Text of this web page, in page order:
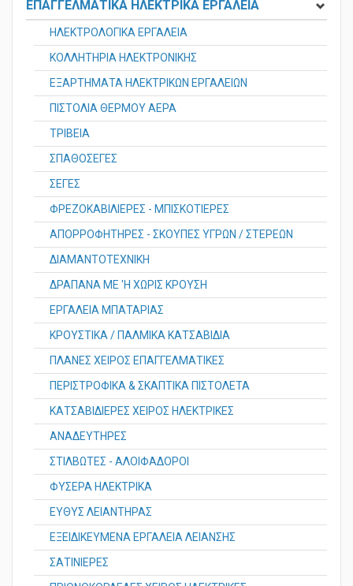
ΕΠΑΓΓΕΛΜΑΤΙΚΑ ΗΛΕΚΤΡΙΚΑ ΕΡΓΑΛΕΙΑ
ΗΛΕΚΤΡΟΛΟΓΙΚΑ ΕΡΓΑΛΕΙΑ
ΚΟΛΛΗΤΗΡΙΑ ΗΛΕΚΤΡΟΝΙΚΗΣ
ΕΞΑΡΤΗΜΑΤΑ ΗΛΕΚΤΡΙΚΩΝ ΕΡΓΑΛΕΙΩΝ
ΠΙΣΤΟΛΙΑ ΘΕΡΜΟΥ ΑΕΡΑ
ΤΡΙΒΕΙΑ
ΣΠΑΘΟΣΕΓΕΣ
ΣΕΓΕΣ
ΦΡΕΖΟΚΑΒΙΛΙΕΡΕΣ - ΜΠΙΣΚΟΤΙΕΡΕΣ
ΑΠΟΡΡΟΦΗΤΗΡΕΣ - ΣΚΟΥΠΕΣ ΥΓΡΩΝ / ΣΤΕΡΕΩΝ
ΔΙΑΜΑΝΤΟΤΕΧΝΙΚΗ
ΔΡΑΠΑΝΑ ΜΕ 'Η ΧΩΡΙΣ ΚΡΟΥΣΗ
ΕΡΓΑΛΕΙΑ ΜΠΑΤΑΡΙΑΣ
ΚΡΟΥΣΤΙΚΑ / ΠΑΛΜΙΚΑ ΚΑΤΣΑΒΙΔΙΑ
ΠΛΑΝΕΣ ΧΕΙΡΟΣ ΕΠΑΓΓΕΛΜΑΤΙΚΕΣ
ΠΕΡΙΣΤΡΟΦΙΚΑ & ΣΚΑΠΤΙΚΑ ΠΙΣΤΟΛETA
ΚΑΤΣΑΒΙΔΙΕΡΕΣ ΧΕΙΡΟΣ ΗΛΕΚΤΡΙΚΕΣ
ΑΝΑΔΕΥΤΗΡΕΣ
ΣΤΙΛΒΩΤΕΣ - ΑΛΟΙΦΑΔΟΡΟΙ
ΦΥΣΕΡΑ ΗΛΕΚΤΡΙΚΑ
ΕΥΘΥΣ ΛΕΙΑΝΤΗΡΑΣ
ΕΞΕΙΔΙΚΕΥΜΕΝΑ ΕΡΓΑΛΕΙΑ ΛΕΙΑΝΣΗΣ
ΣΑΤΙΝΙΕΡΕΣ